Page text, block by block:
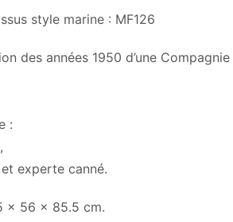
style marine : MF126
des années 1950 d’une Compagnie
:
experte canné.
x 56 x 85.5 cm.